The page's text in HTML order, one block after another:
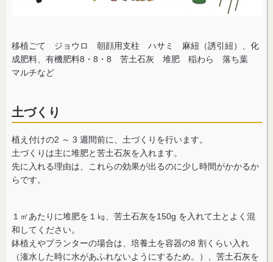
移植ごて ジョウロ 朝顔用支柱 ハサミ 麻紐（誘引紐）、化
成肥料、有機肥料8・8・8 苦土石灰 堆肥 稲わら 落ち葉
マルチなど
土づくり
植え付けの2 ～ 3 週間前に、土づくりを行います。
土づくりは主に堆肥と苦土石灰を入れます。
先に入れる理由は、これらの効果が出るのに少し時間がかかるか
らです。
１㎡あたりに堆肥を１㎏、苦土石灰を150g を入れて土とよく混
和してください。
鉢植えやプランターの場合は、培養土を容器の8 割くらい入れ
（潅水した時に水があふれないようにするため。）、苦土石灰を